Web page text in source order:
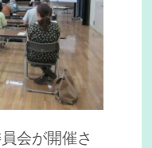
会が開催さ